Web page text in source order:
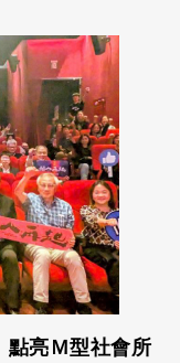
點亮Ｍ型社會所